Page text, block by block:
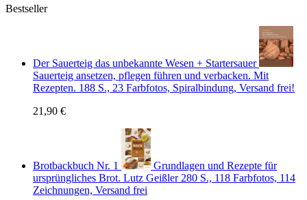
Bestseller
Der Sauerteig das unbekannte Wesen + Startersauer
Sauerteig ansetzen, pflegen führen und verbacken. Mit
Rezepten. 188 S., 23 Farbfotos, Spiralbindung, Versand frei!
21,90 €
Brotbackbuch Nr. 1
Grundlagen und Rezepte für
ursprüngliches Brot. Lutz Geißler 280 S., 118 Farbfotos, 114
Zeichnungen, Versand frei